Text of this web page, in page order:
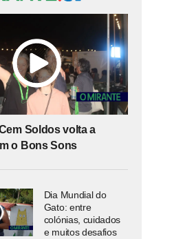
Soldos volta a
o Bons Sons
Dia Mundial do
Gato: entre
colónias, cuidados
e muitos desafios